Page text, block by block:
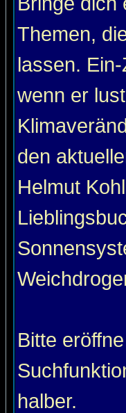
Themen,
lassen.
wenn er
den
Helmut
Bitte
halber.